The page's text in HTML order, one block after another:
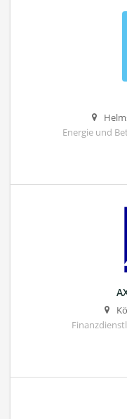
Energie und